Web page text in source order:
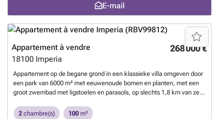
E-mail
268 000 €
Appartement à vendre
18100 Imperia
Appartement op de begane grond in een klassieke villa omgeven door
een park van 6000 m² met eeuwenoude bomen en planten, met een
groot zwembad met ligstoelen en parasols, op slechts 1,8 km van zee.
veranda, bestaat uit een hal met een grote woonkamer met twee
2 chambre(s) 100 m²